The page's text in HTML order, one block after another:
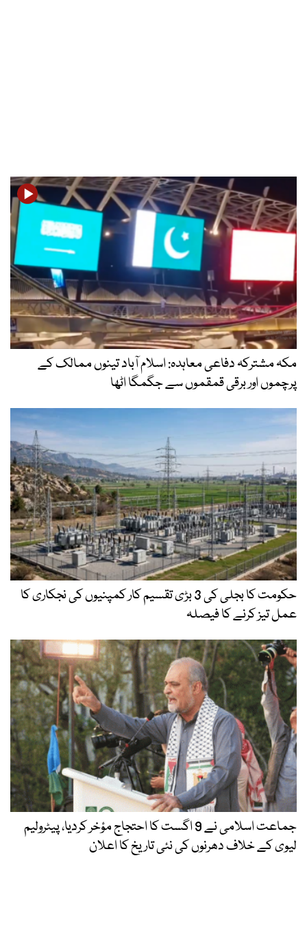
مکہ مشترکہ دفاعی معاہدہ: اسلام آباد تینوں ممالک کے
پرچموں اور برقی قمقموں سے جگمگا اٹھا
حکومت کا بجلی کی 3 بڑی تقسیم کار کمپنیوں کی نجکاری کا
عمل تیز کرنے کا فیصلہ
جماعت اسلامی نے 9 اگست کا احتجاج مؤخر کردیا، پیٹرولیم
لیوی کے خلاف دھرنوں کی نئی تاریخ کا اعلان